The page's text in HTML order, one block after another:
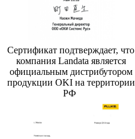
Сертификат подтверждает, что
компания Landata является
официальным дистрибутором
продукции OKI на территории
РФ